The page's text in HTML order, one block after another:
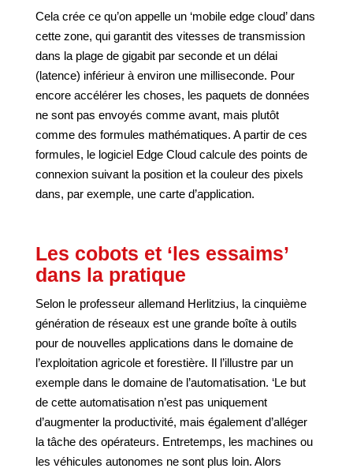
Cela crée ce qu’on appelle un ‘mobile edge cloud’ dans
cette zone, qui garantit des vitesses de transmission
dans la plage de gigabit par seconde et un délai
(latence) inférieur à environ une milliseconde. Pour
encore accélérer les choses, les paquets de données
ne sont pas envoyés comme avant, mais plutôt
comme des formules mathématiques. A partir de ces
formules, le logiciel Edge Cloud calcule des points de
connexion suivant la position et la couleur des pixels
dans, par exemple, une carte d’application.
Les cobots et ‘les essaims’
dans la pratique
Selon le professeur allemand Herlitzius, la cinquième
génération de réseaux est une grande boîte à outils
pour de nouvelles applications dans le domaine de
l’exploitation agricole et forestière. Il l’illustre par un
exemple dans le domaine de l’automatisation. ‘Le but
de cette automatisation n’est pas uniquement
d’augmenter la productivité, mais également d’alléger
la tâche des opérateurs. Entretemps, les machines ou
les véhicules autonomes ne sont plus loin. Alors